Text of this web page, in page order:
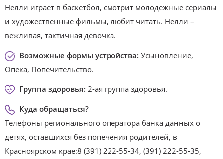
Нелли играет в баскетбол, смотрит молодежные сериалы
и художественные фильмы, любит читать. Нелли –
вежливая, тактичная девочка.
Возможные формы устройства: Усыновление,
Опека, Попечительство.
Группа здоровья: 2-ая группа здоровья.
Куда обращаться?
Телефоны регионального оператора банка данных о
детях, оставшихся без попечения родителей, в
Красноярском крае:8 (391) 222-55-34, (391) 222-55-35,